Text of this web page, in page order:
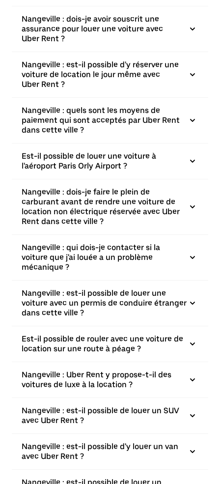
Nangeville : dois-je avoir souscrit une
assurance pour louer une voiture avec
Uber Rent ?
Nangeville : est-il possible d'y réserver une
voiture de location le jour même avec
Uber Rent ?
Nangeville : quels sont les moyens de
paiement qui sont acceptés par Uber Rent
dans cette ville ?
Est-il possible de louer une voiture à
l'aéroport Paris Orly Airport ?
Nangeville : dois-je faire le plein de
carburant avant de rendre une voiture de
location non électrique réservée avec Uber
Rent dans cette ville ?
Nangeville : qui dois-je contacter si la
voiture que j'ai louée a un problème
mécanique ?
Nangeville : est-il possible de louer une
voiture avec un permis de conduire étranger
dans cette ville ?
Est-il possible de rouler avec une voiture de
location sur une route à péage ?
Nangeville : Uber Rent y propose-t-il des
voitures de luxe à la location ?
Nangeville : est-il possible de louer un SUV
avec Uber Rent ?
Nangeville : est-il possible d'y louer un van
avec Uber Rent ?